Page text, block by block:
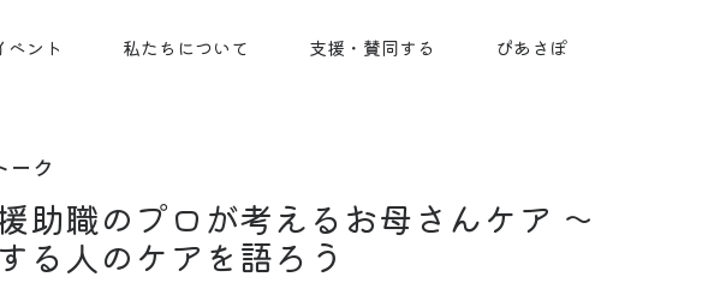
ベント 私たちについて 支援・賛同する ぴあさぽ
ーク
助職のプロが考えるお母さんケア 〜
る人のケアを語ろう